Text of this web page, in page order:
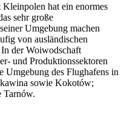
hat ein enormes
sehr große
Umgebung machen
von ausländischen
der Woiwodschaft
und Produktionssektoren
Umgebung des Flughafens in
sowie Kokotów;
Tarnów.